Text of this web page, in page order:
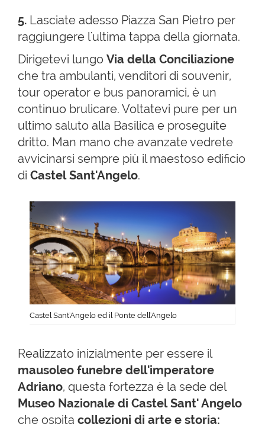
5. Lasciate adesso Piazza San Pietro per
raggiungere l'ultima tappa della giornata.
Dirigetevi lungo Via della Conciliazione
che tra ambulanti, venditori di souvenir,
tour operator e bus panoramici, è un
continuo brulicare. Voltatevi pure per un
ultimo saluto alla Basilica e proseguite
dritto. Man mano che avanzate vedrete
avvicinarsi sempre più il maestoso edificio
di Castel Sant'Angelo.
Castel Sant'Angelo ed il Ponte dell'Angelo
Realizzato inizialmente per essere il
mausoleo funebre dell'imperatore
Adriano, questa fortezza è la sede del
Museo Nazionale di Castel Sant' Angelo
che ospita collezioni di arte e storia: